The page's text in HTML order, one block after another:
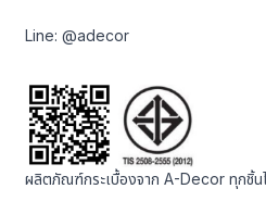
Line:@adecor
ผลิตภัณฑ์กระเบื้องจาก A-Decor ทุกชิ้น